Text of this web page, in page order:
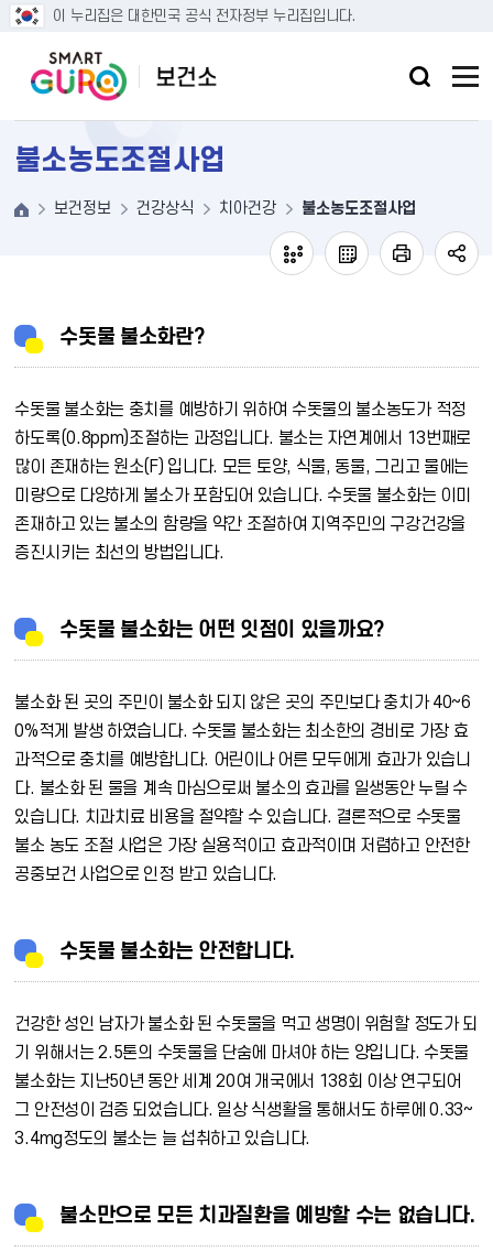
이 누리집은 대한민국 공식 전자정부 누리집입니다.
본문 바로가기
불소농도조절사업
보건정보 건강상식 치아건강 불소농도조절사업
수돗물 불소화란?
수돗물 불소화는 충치를 예방하기 위하여 수돗물의 불소농도가 적정
하도록(0.8ppm)조절하는 과정입니다. 불소는 자연계에서 13번째로
많이 존재하는 원소(F) 입니다. 모든 토양, 식물, 동물, 그리고 물에는
미량으로 다양하게 불소가 포함되어 있습니다. 수돗물 불소화는 이미
존재하고 있는 불소의 함량을 약간 조절하여 지역주민의 구강건강을
증진시키는 최선의 방법입니다.
수돗물 불소화는 어떤 잇점이 있을까요?
불소화 된 곳의 주민이 불소화 되지 않은 곳의 주민보다 충치가 40~6
0%적게 발생 하였습니다. 수돗물 불소화는 최소한의 경비로 가장 효
과적으로 충치를 예방합니다. 어린이나 어른 모두에게 효과가 있습니
다. 불소화 된 물을 계속 마심으로써 불소의 효과를 일생동안 누릴 수
있습니다. 치과치료 비용을 절약할 수 있습니다. 결론적으로 수돗물
불소 농도 조절 사업은 가장 실용적이고 효과적이며 저렴하고 안전한
공중보건 사업으로 인정 받고 있습니다.
수돗물 불소화는 안전합니다.
건강한 성인 남자가 불소화 된 수돗물을 먹고 생명이 위험할 정도가 되
기 위해서는 2.5톤의 수돗물을 단숨에 마셔야 하는 양입니다. 수돗물
불소화는 지난50년 동안 세계 20여 개국에서 138회 이상 연구되어
그 안전성이 검증 되었습니다. 일상 식생활을 통해서도 하루에 0.33~
3.4mg정도의 불소는 늘 섭취하고 있습니다.
불소만으로 모든 치과질환을 예방할 수는 없습니다.